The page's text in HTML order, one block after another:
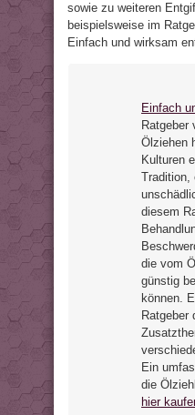
sowie zu weiteren
beispielsweise im
Einfach und wirksam
Einfach
Ratgeber
Ölziehen
Kulturen
Tradition,
diesem
die vom
günstig
können.
Ratgeber
Ein
die
hier